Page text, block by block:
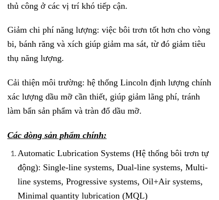
thủ công ở các vị trí khó tiếp cận.
Giảm chi phí năng lượng: việc bôi trơn tốt hơn cho vòng
bi, bánh răng và xích giúp giảm ma sát, từ đó giảm tiêu
thụ năng lượng.
Cải thiện môi trường: hệ thống Lincoln định lượng chính
xác lượng dầu mỡ cần thiết, giúp giảm lãng phí, tránh
làm bẩn sản phẩm và tràn đổ dầu mỡ.
Các dòng sản phẩm chính:
Automatic Lubrication Systems (Hệ thống bôi trơn tự
động): Single-line systems, Dual-line systems, Multi-
line systems, Progressive systems, Oil+Air systems,
Minimal quantity lubrication (MQL)